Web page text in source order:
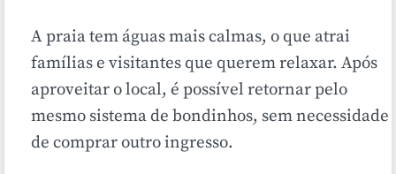
A praia tem águas mais calmas, o que atrai
famílias e visitantes que querem relaxar. Após
aproveitar o local, é possível retornar pelo
mesmo sistema de bondinhos, sem necessidade
de comprar outro ingresso.